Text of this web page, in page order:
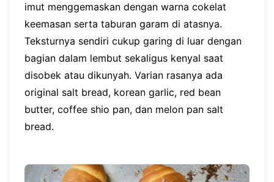
imut menggemaskan dengan warna cokelat
keemasan serta taburan garam di atasnya.
Teksturnya sendiri cukup garing di luar dengan
bagian dalam lembut sekaligus kenyal saat
disobek atau dikunyah. Varian rasanya ada
original salt bread, korean garlic, red bean
butter, coffee shio pan, dan melon pan salt
bread.